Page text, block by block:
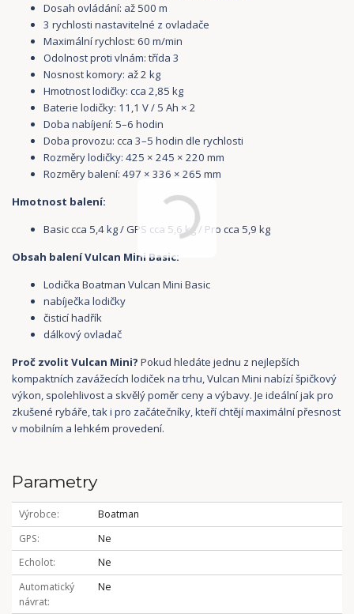
Dosah ovládání: až 500 m
3 rychlosti nastavitelné z ovladače
Maximální rychlost: 60 m/min
Odolnost proti vlnám: třída 3
Nosnost komory: až 2 kg
Hmotnost lodičky: cca 2,85 kg
Baterie lodičky: 11,1 V / 5 Ah × 2
Doba nabíjení: 5–6 hodin
Doba provozu: cca 3–5 hodin dle rychlosti
Rozměry lodičky: 425 × 245 × 220 mm
Rozměry balení: 497 × 336 × 265 mm
Hmotnost balení:
Basic cca 5,4 kg / GPS cca 5,6 kg / Pro cca 5,9 kg
Obsah balení Vulcan Mini Basic:
Lodička Boatman Vulcan Mini Basic
nabíječka lodičky
čisticí hadřík
dálkový ovladač
Proč zvolit Vulcan Mini? Pokud hledáte jednu z nejlepších
kompaktních zavážecích lodiček na trhu, Vulcan Mini nabízí špičkový
výkon, spolehlivost a skvělý poměr ceny a výbavy. Je ideální jak pro
zkušené rybáře, tak i pro začátečníky, kteří chtějí maximální přesnost
v mobilním a lehkém provedení.
Parametry
Výrobce
Boatman
GPS
Ne
Echolot
Ne
Automatický
návrat
Ne